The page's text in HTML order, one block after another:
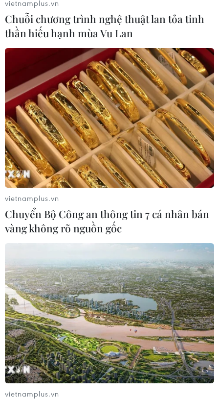
Nha cho rằng công nghệ trợ giúp trọng tài bằng video
đã khiến đội bóng này không thể giành chiến thắng
trước Mexico
Điều gì sẽ xảy ra nếu Cristiano Ronaldo
trở lại Man United?
Sau tuyên bố sẽ rời Real Madrid ngay trong mùa Hè
này, tương lai của Cristiano Ronaldo đang là thứ đốt
cháy tất cả các mặt báo, và khả năng anh trở lại
Manchester United là điều có thể xảy ra.
vietnamplus.vn
Chuỗi chương trình nghệ thuật lan tỏa tinh
thần hiếu hạnh mùa Vu Lan
vietnamplus.vn
Chuyển Bộ Công an thông tin 7 cá nhân bán
vàng không rõ nguồn gốc
vietnamplus.vn